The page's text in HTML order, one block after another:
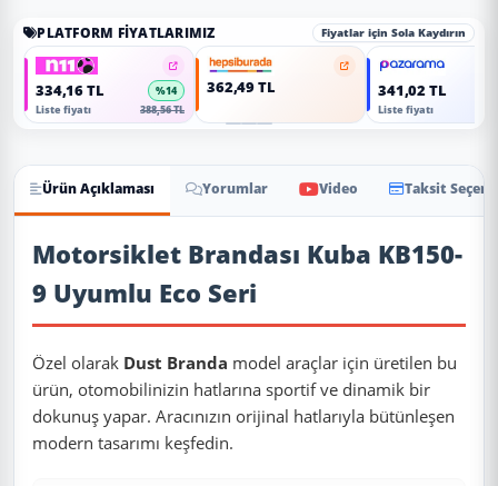
PLATFORM FIYATLARIMIZ Fiyatlar için Sola Kaydırın
334,16 TL
%14
Liste fiyatı
388,56 TL
362,49 TL 341,02 TL
Liste fiyatı
Ürün Açıklaması Yorumlar Video Taksit
Ürün Açıklaması
Motorsiklet Brandası Kuba KB150-
9 Uyumlu Eco Seri
Özel olarak Dust Branda model araçlar için üretilen bu
ürün, otomobilinizin hatlarına sportif ve dinamik bir
dokunuş yapar. Aracınızın orijinal hatlarıyla bütünleşen
modern tasarımı keşfedin.